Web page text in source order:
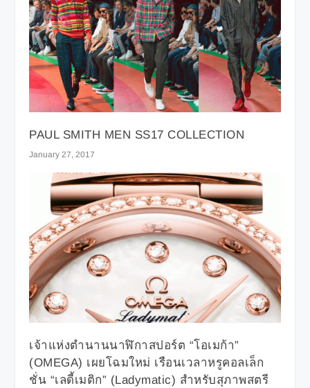
PAUL SMITH MEN SS17 COLLECTION
January 27, 2017
เจ้าแห่งตำนานนาฬิกาสปอร์ต “โอเมก้า”
(OMEGA) เผยโฉมใหม่ เรือนเวลาหรูคอลเล็ก
ชั่น “เลดี้เมติก” (Ladymatic) สำหรับสุภาพสตรี